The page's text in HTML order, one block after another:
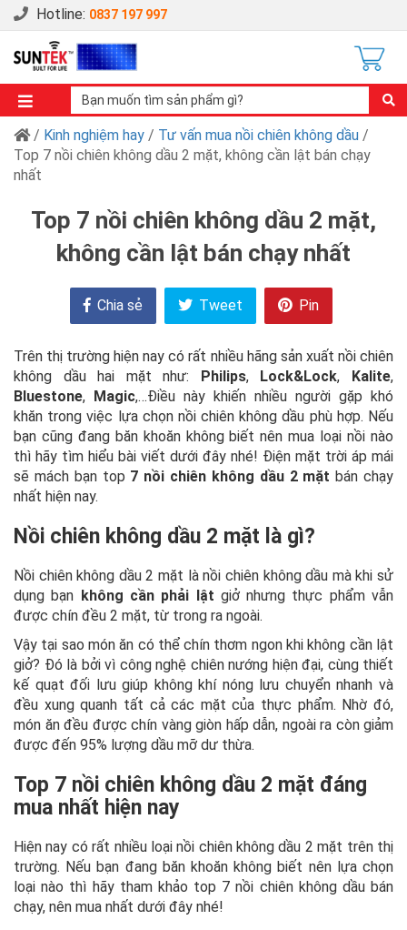
Hotline: 0837 197 997
/ Kinh nghiệm hay / Tư vấn mua nồi chiên không dầu /
Top 7 nồi chiên không dầu 2 mặt, không cần lật bán chạy
nhất
Top 7 nồi chiên không dầu 2 mặt,
không cần lật bán chạy nhất
Chia sẻ Tweet Pin
Trên thị trường hiện nay có rất nhiều hãng sản xuất nồi chiên
không dầu hai mặt như: Philips, Lock&Lock, Kalite,
Bluestone, Magic,…Điều này khiến nhiều người gặp khó
khăn trong việc lựa chọn nồi chiên không dầu phù hợp. Nếu
bạn cũng đang băn khoăn không biết nên mua loại nồi nào
thì hãy tìm hiểu bài viết dưới đây nhé! Điện mặt trời áp mái
sẽ mách bạn top 7 nồi chiên không dầu 2 mặt bán chạy
nhất hiện nay.
Nồi chiên không dầu 2 mặt là gì?
Nồi chiên không dầu 2 mặt là nồi chiên không dầu mà khi sử
dụng bạn không cần phải lật giở nhưng thực phẩm vẫn
được chín đều 2 mặt, từ trong ra ngoài.
Vậy tại sao món ăn có thể chín thơm ngon khi không cần lật
giở? Đó là bởi vì công nghệ chiên nướng hiện đại, cùng thiết
kế quạt đối lưu giúp không khí nóng lưu chuyển nhanh và
đều xung quanh tất cả các mặt của thực phẩm. Nhờ đó,
món ăn đều được chín vàng giòn hấp dẫn, ngoài ra còn giảm
được đến 95% lượng dầu mỡ dư thừa.
Top 7 nồi chiên không dầu 2 mặt đáng
mua nhất hiện nay
Hiện nay có rất nhiều loại nồi chiên không dầu 2 mặt trên thị
trường. Nếu bạn đang băn khoăn không biết nên lựa chọn
loại nào thì hãy tham khảo top 7 nồi chiên không dầu bán
chạy, nên mua nhất dưới đây nhé!